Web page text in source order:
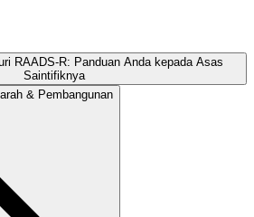
RAADS-R: Panduan Anda kepada Asas
Saintifiknya
& Pembangunan